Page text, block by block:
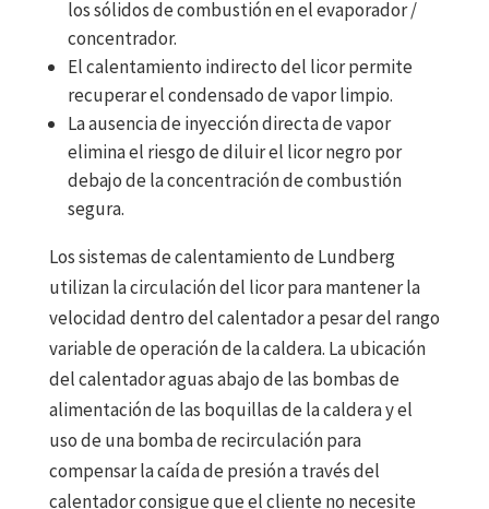
los sólidos de combustión en el evaporador /
concentrador.
El calentamiento indirecto del licor permite
recuperar el condensado de vapor limpio.
La ausencia de inyección directa de vapor
elimina el riesgo de diluir el licor negro por
debajo de la concentración de combustión
segura.
Los sistemas de calentamiento de Lundberg
utilizan la circulación del licor para mantener la
velocidad dentro del calentador a pesar del rango
variable de operación de la caldera. La ubicación
del calentador aguas abajo de las bombas de
alimentación de las boquillas de la caldera y el
uso de una bomba de recirculación para
compensar la caída de presión a través del
calentador consigue que el cliente no necesite